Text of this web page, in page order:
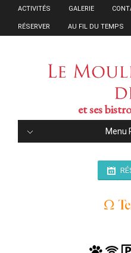
ACTIVITÉS GALERIE
RÉSERVER AU FIL DU TEMPS
et ses
Menu